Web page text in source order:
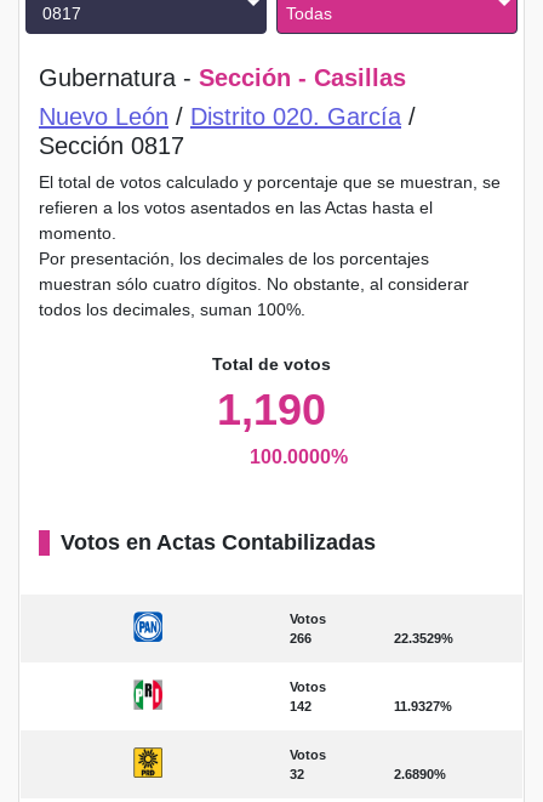
0817 Todas
Gubernatura - Sección - Casillas
Nuevo León / Distrito 020. García /
Sección 0817
El total de votos calculado y porcentaje que se muestran, se
refieren a los votos asentados en las Actas hasta el
momento.
Por presentación, los decimales de los porcentajes
muestran sólo cuatro dígitos. No obstante, al considerar
todos los decimales, suman 100%.
Total de votos
1,190
100.0000%
Votos en Actas Contabilizadas
Votos
266
22.3529%
Votos
142
11.9327%
Votos
32
2.6890%